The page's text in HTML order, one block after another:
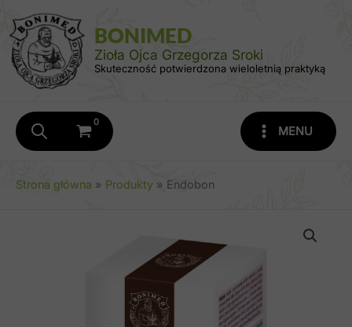
do
treści
BONIMED
Zioła Ojca Grzegorza Sroki
Skuteczność potwierdzona wieloletnią praktyką
MENU
Strona główna Produkty Endobon